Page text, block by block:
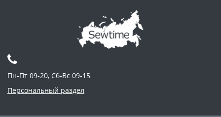
Пн-Пт 09-20, Сб-Вс 09-15
Персональный раздел